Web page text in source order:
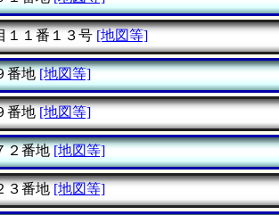
１１番１３号 [地図等]
番地 [地図等]
番地 [地図等]
２番地 [地図等]
３番地 [地図等]